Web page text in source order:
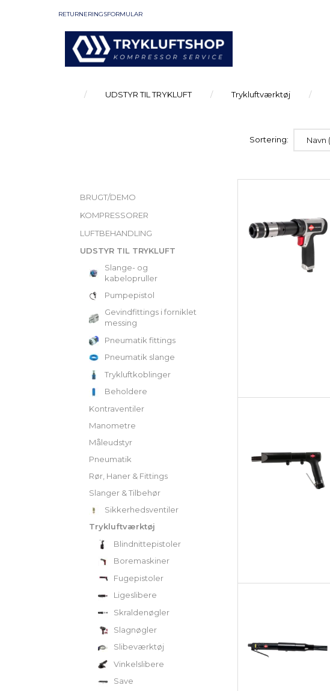
RETURNERINGSFORMULAR
UDSTYR TIL TRYKLUFT Trykluftværktøj
BRUGT/DEMO
KOMPRESSORER
LUFTBEHANDLING
UDSTYR TIL TRYKLUFT
Slange- og
kabelopruller
Pumpepistol
Gevindfittings i forniklet
messing
Pneumatik fittings
Pneumatik slange
Trykluftkoblinger
Beholdere
Kontraventiler
Manometre
Måleudstyr
Pneumatik
Rør, Haner & Fittings
Slanger & Tilbehør
Sikkerhedsventiler
Trykluftværktøj
Blindnittepistoler
Boremaskiner
Fugepistoler
Ligeslibere
Skraldenøgler
Slagnøgler
Slibeværktøj
Vinkelslibere
Save
Sortering: